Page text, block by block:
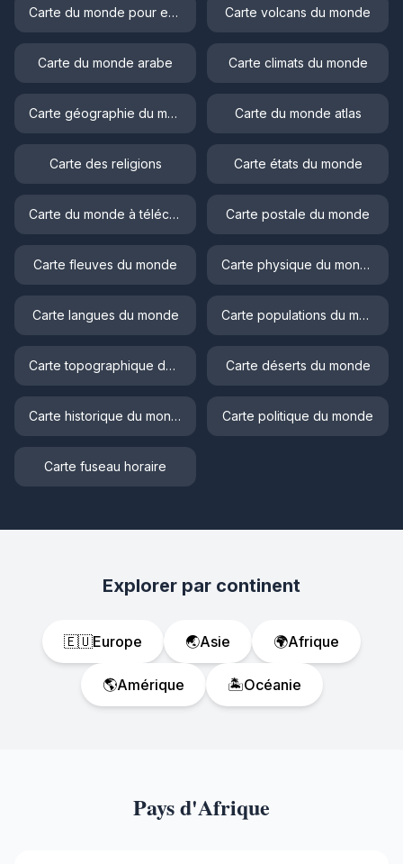
Carte du monde pour enfant Carte volcans du monde
Carte du monde arabe Carte climats du monde
Carte géographie du monde Carte du monde atlas
Carte des religions Carte états du monde
Carte du monde à télécharger Carte postale du monde
Carte fleuves du monde Carte physique du monde
Carte langues du monde Carte populations du monde
Carte topographique du monde Carte déserts du monde
Carte historique du monde Carte politique du monde
Carte fuseau horaire
Explorer par continent
🇪🇺Europe 🌏Asie 🌍Afrique
🌎Amérique 🏝️Océanie
Pays d'Afrique